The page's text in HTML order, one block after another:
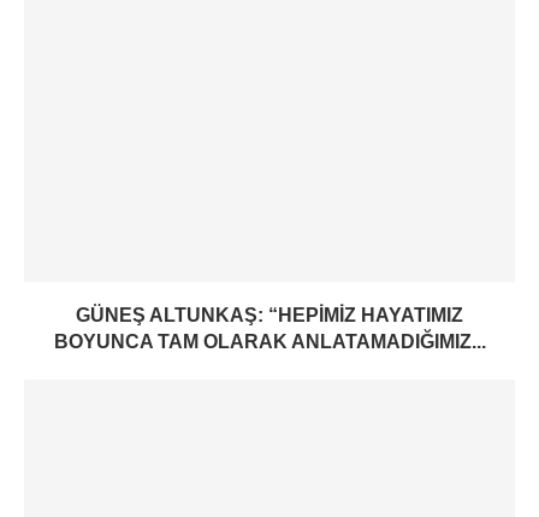
GÜNEŞ ALTUNKAŞ: “HEPIMIZ HAYATIMIZ
BOYUNCA TAM OLARAK ANLATAMADIĞIMIZ...